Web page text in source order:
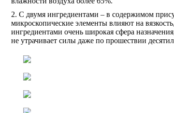
С двумя ингредиентами – в содержимом
микроскопические элементы влияют на
ингредиентами очень широкая сфера
не утрачивает силы даже по прошествии